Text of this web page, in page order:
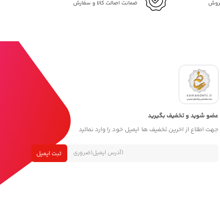
ضمانت اصالت کالا و سفارش
عضو شوید و تخفیف بگیرید
جهت اطلاع از اخرین تخفیف ها ایمیل خود را وارد نمائید